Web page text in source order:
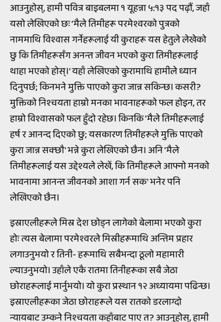
आउनुहोस्, हामी पवित्र बाइबलमा १ यूहन्ना ५:१३ पद पढ़ौं, जहाँ
यसो लेखिएको छः ‘मैले तिमीहरू परमेश्वरको पुत्रको
नाममाथि विश्वास गर्नेहरूलाई यी कुराहरू यस हेतुले लेखेको
छु कि तिमीहरूसँग अनन्त जीवन भएको कुरा तिमीहरूलाई
थाहा भएको होस्।' यहाँ लेखिएको कुरामाथि हामीले ध्यान
दिनुपर्छ; किनभने मुक्ति पाएको कुरा जान्न सकिन्छ। कसरी?
मुक्तिको निश्चयता हाम्रो मनका भावनाहरूको फल होइन, तर
हाम्रो विश्वासको फल हुँदो रहेछ। किनकि 'मैले तिमीहरूलाई
हर्ष र आनन्द दिएको छु; यसकारण तिमीहरूले मुक्ति पाएको
कुरा जान्न सक्छौ' भन्ने कुरा लेखिएको छैन। अनि 'मैले
तिमीहरूलाई यस उद्देश्यले लेखें, कि तिमीहरूले आफ्नो मनको
भावनामा आनन्त जीवनको आशा गर्न सक' भनेर पनि
लेखिएको छैन।
इस्राएलीहरूले मिस्र देश छोड्न लागेको बेलामा भएको कुरा
होः त्यस बेलामा परमेश्वरले मिस्रीहरूमाथि अन्तिम प्रहार
लगाउनुभयो र तिनी- हरूमाथि सबैभन्दा ठूलो महामारी
ल्याउनुभयो। उहाँले एकै रातमा तिनीहरूका सबै जेठा
छोराहरूलाई मार्नुभयो। यो कुरा प्रस्थान १२ अध्यायमा पढिन्छ।
इस्राएलीहरूका जेठा छोराहरूले यस रातको डरलाग्दो
न्यायबाट उम्कने निश्चयता कहाँबाट पाए त? आउनुहोस्, हामी